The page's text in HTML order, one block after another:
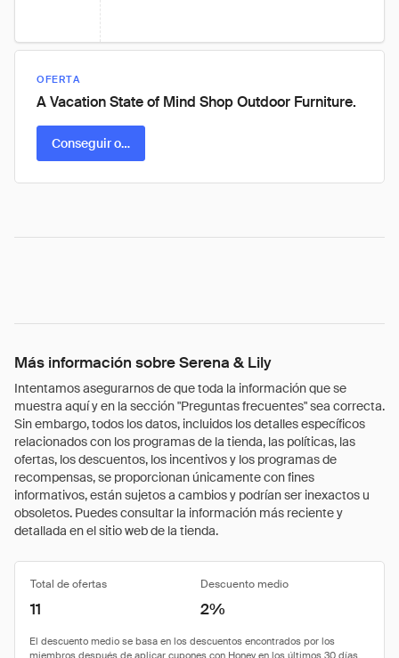
OFERTA
A Vacation State of Mind Shop Outdoor Furniture.
Conseguir oferta
Más información sobre Serena & Lily
Intentamos asegurarnos de que toda la información que se
muestra aquí y en la sección "Preguntas frecuentes" sea correcta.
Sin embargo, todos los datos, incluidos los detalles específicos
relacionados con los programas de la tienda, las políticas, las
ofertas, los descuentos, los incentivos y los programas de
recompensas, se proporcionan únicamente con fines
informativos, están sujetos a cambios y podrían ser inexactos u
obsoletos. Puedes consultar la información más reciente y
detallada en el sitio web de la tienda.
Total de ofertas Descuento medio
11 2%